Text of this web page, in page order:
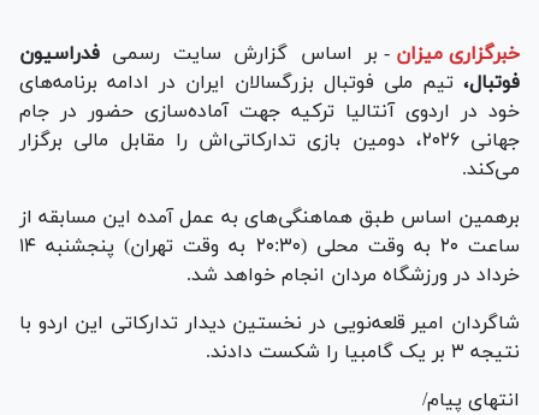
خبرگزاری میزان - بر اساس گزارش سایت رسمی فدراسیون
فوتبال، تیم ملی فوتبال بزرگسالان ایران در ادامه برنامه‌های
خود در اردوی آنتالیا ترکیه جهت آماده‌سازی حضور در جام
جهانی ۲۰۲۶، دومین بازی تدارکاتی‌اش را مقابل مالی برگزار
می‌کند.
برهمین اساس طبق هماهنگی‌های به عمل آمده این مسابقه از
ساعت ۲۰ به وقت محلی (۲۰:۳۰ به وقت تهران) پنجشنبه ۱۴
خرداد در ورزشگاه مردان انجام خواهد شد.
شاگردان امیر قلعه‌نویی در نخستین دیدار تدارکاتی این اردو با
نتیجه ۳ بر یک گامبیا را شکست دادند.
انتهای پیام/